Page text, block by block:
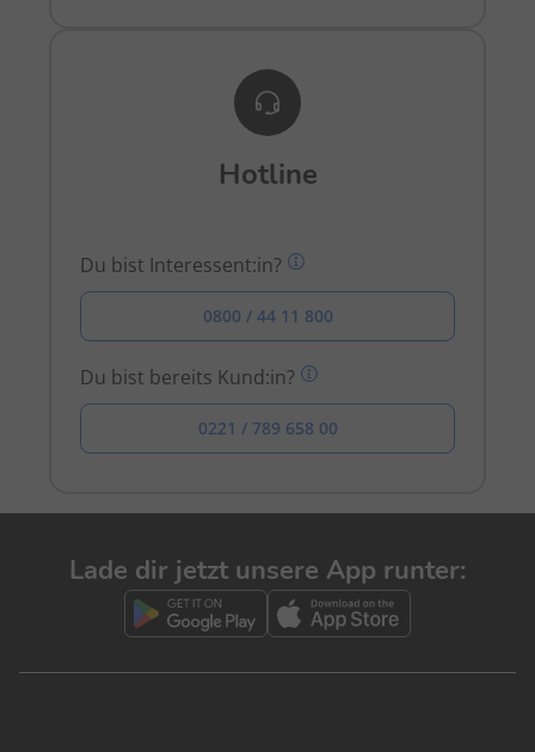
Hotline
Du bist Interessent:in?
0800 / 44 11 800
Du bist bereits Kund:in?
0221 / 789 658 00
Lade dir jetzt unsere App runter: